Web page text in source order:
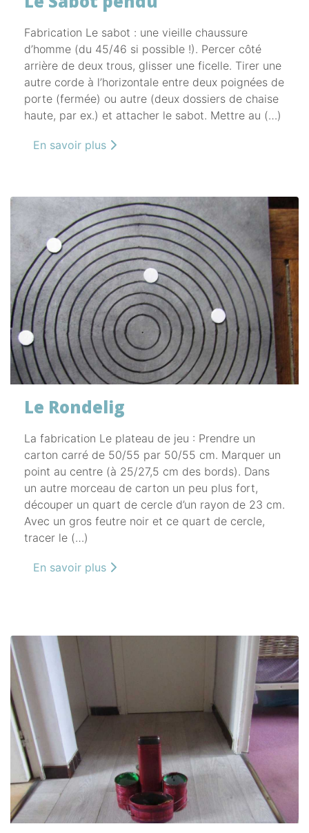
Fabrication Le sabot : une vieille chaussure
d’homme (du 45/46 si possible !). Percer côté
arrière de deux trous, glisser une ficelle. Tirer une
autre corde à l’horizontale entre deux poignées de
porte (fermée) ou autre (deux dossiers de chaise
haute, par ex.) et attacher le sabot. Mettre au (…)
En savoir plus
Le Rondelig
La fabrication Le plateau de jeu : Prendre un
carton carré de 50/55 par 50/55 cm. Marquer un
point au centre (à 25/27,5 cm des bords). Dans
un autre morceau de carton un peu plus fort,
découper un quart de cercle d’un rayon de 23 cm.
Avec un gros feutre noir et ce quart de cercle,
tracer le (…)
En savoir plus